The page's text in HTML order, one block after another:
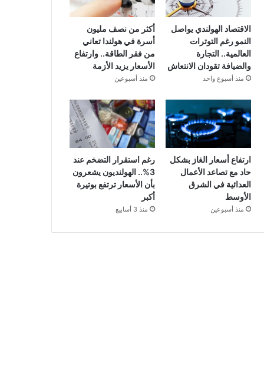
الاقتصاد الهولندي يواصل
النمو رغم التوترات
العالمية.. التجارة
والضيافة تقودان الانتعاش
منذ أسبوع واحد
أكثر من نصف مليون
أسرة في هولندا تعاني
من فقر الطاقة.. وارتفاع
الأسعار يزيد الأزمة
منذ أسبوعين
ارتفاع أسعار الغاز بشكل
حاد مع تصاعد الأعمال
العدائية في الشرق
الأوسط
منذ أسبوعين
رغم استقرار التضخم عند
3%.. الهولنديون يشعرون
بأن الأسعار ترتفع بوتيرة
أكبر
منذ 3 أسابيع